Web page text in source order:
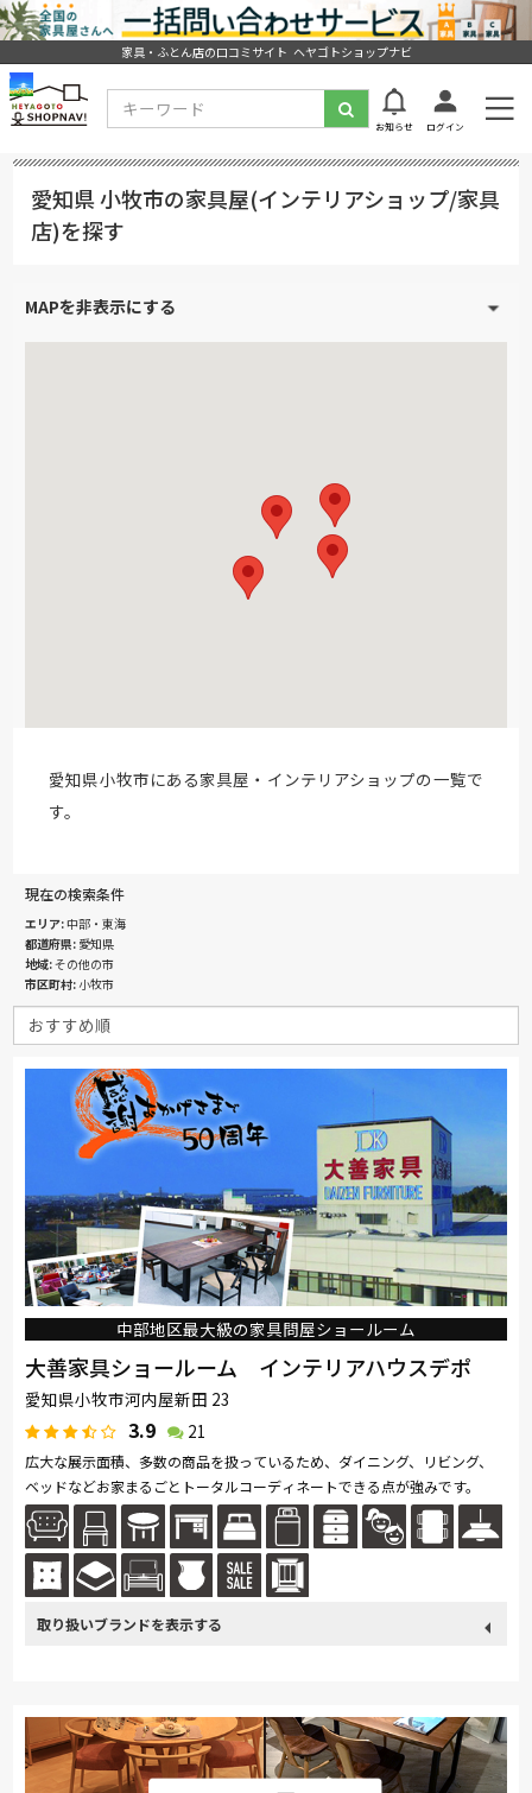
家具・ふとん店の口コミサイト ヘヤゴトショップナビ
お知らせ ログイン
愛知県 小牧市の家具屋(インテリアショップ/家具
店)を探す
愛知県小牧市にある家具屋・インテリアショップの一覧で
す。
現在の検索条件
エリア 中部・東海
都道府県 愛知県
地域 その他の市
市区町村 小牧市
中部地区最大級の家具問屋ショールーム
大善家具ショールーム インテリアハウスデポ
愛知県小牧市河内屋新田 23
3.9 21
広大な展示面積、多数の商品を扱っているため、ダイニング、リビング、
ベッドなどお家まるごとトータルコーディネートできる点が強みです。
冨士ファニチア ナガノインテリア 綾野製作所
MASTERWAL PARAMOUNT BED イバタインテリア